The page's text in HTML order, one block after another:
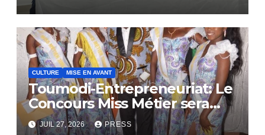
CULTURE MISE EN AVANT
Toumodi-Entrepreneuriat: Le
Concours Miss Métier sera
bientôt lance.
JUIL 27, 2026 PRESS